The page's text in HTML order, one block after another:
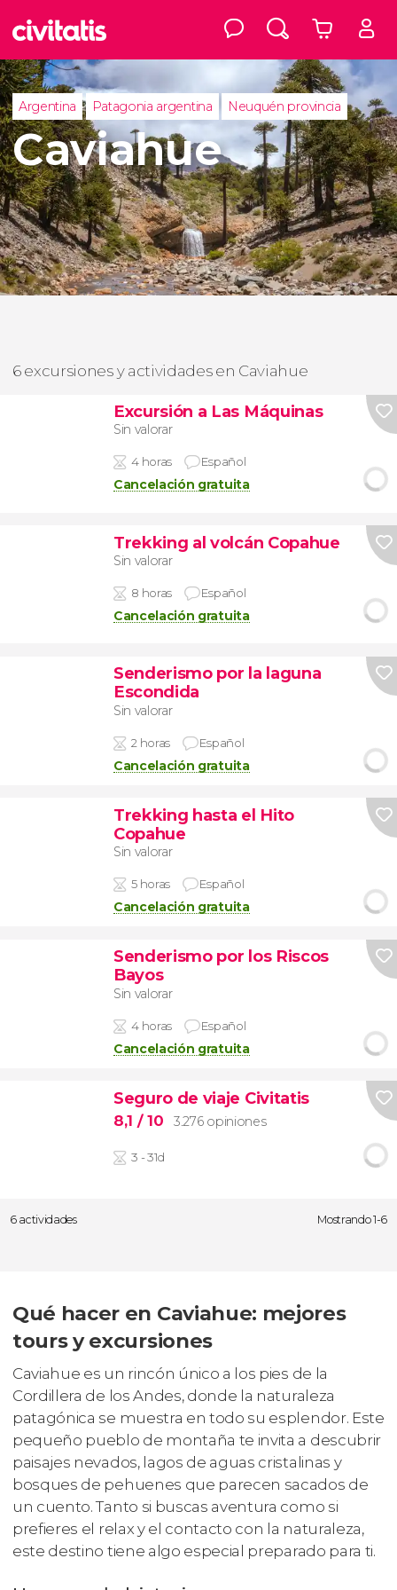
Argentina Patagonia argentina Neuquén provincia
Caviahue
6 excursiones y actividades en Caviahue
Excursión a Las Máquinas
Sin valorar
4 horas Español
Cancelación gratuita
Trekking al volcán Copahue
Sin valorar
8 horas Español
Cancelación gratuita
Senderismo por la laguna
Escondida
Sin valorar
2 horas Español
Cancelación gratuita
Trekking hasta el Hito
Copahue
Sin valorar
5 horas Español
Cancelación gratuita
Senderismo por los Riscos
Bayos
Sin valorar
4 horas Español
Cancelación gratuita
Seguro de viaje Civitatis
8,1 / 10 3.276 opiniones
3 - 31d
6 actividades Mostrando 1-6
Qué hacer en Caviahue: mejores
tours y excursiones
Caviahue es un rincón único a los pies de la
Cordillera de los Andes, donde la naturaleza
patagónica se muestra en todo su esplendor. Este
pequeño pueblo de montaña te invita a descubrir
paisajes nevados, lagos de aguas cristalinas y
bosques de pehuenes que parecen sacados de
un cuento. Tanto si buscas aventura como si
prefieres el relax y el contacto con la naturaleza,
este destino tiene algo especial preparado para ti.